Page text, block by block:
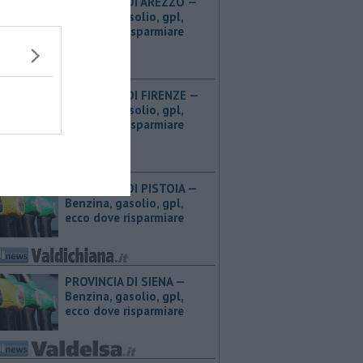
Benzina, gasolio, gpl,
ecco dove risparmiare
PROVINCIA DI FIRENZE — ​
Benzina, gasolio, gpl,
ecco dove risparmiare
PROVINCIA DI PISTOIA — ​
Benzina, gasolio, gpl,
ecco dove risparmiare
PROVINCIA DI SIENA — ​
Benzina, gasolio, gpl,
ecco dove risparmiare